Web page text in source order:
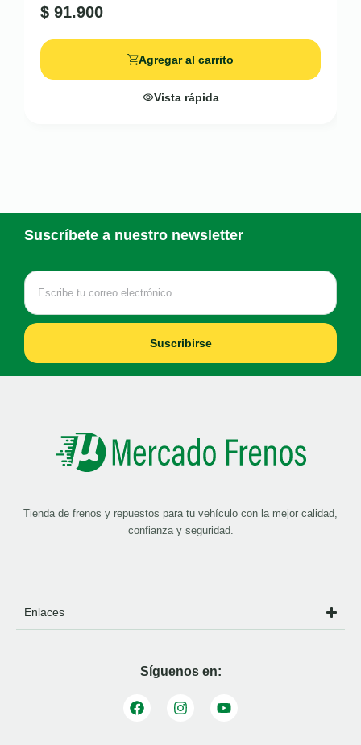
$ 91.900
Agregar al carrito
Vista rápida
Suscríbete a nuestro newsletter
Suscribirse
Tienda de frenos y repuestos para tu vehículo con la mejor calidad,
confianza y seguridad.
Enlaces
Síguenos en: